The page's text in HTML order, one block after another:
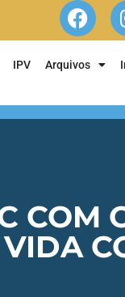
IPV Arquivos
COM